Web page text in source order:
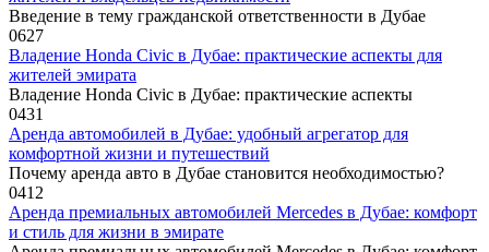
Введение в тему гражданской ответственности в Дубае
0627
Владение Honda Civic в Дубае: практические аспекты для
жителей эмирата
Владение Honda Civic в Дубае: практические аспекты
0431
Аренда автомобилей в Дубае: удобный агрегатор для
комфортной жизни и путешествий
Почему аренда авто в Дубае становится необходимостью?
0412
Аренда премиальных автомобилей Mercedes в Дубае: комфорт
и стиль для жизни в эмирате